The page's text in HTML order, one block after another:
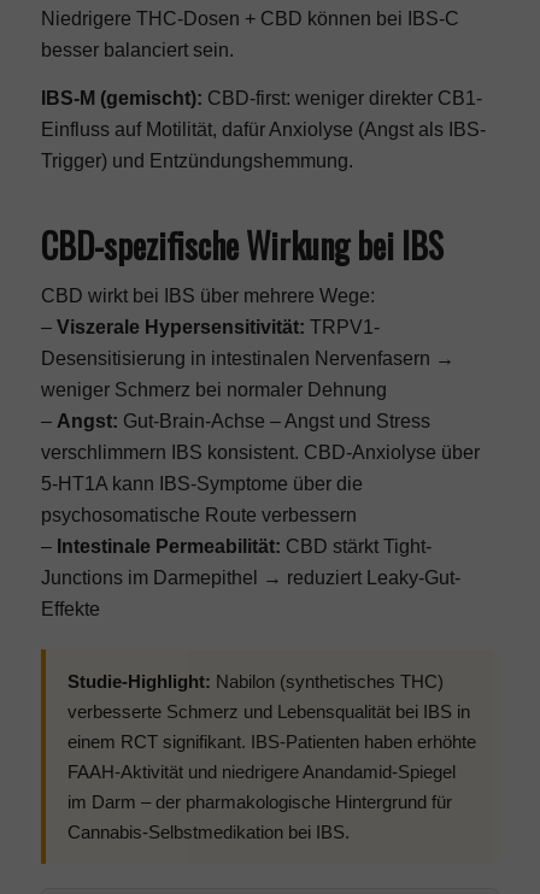
Niedrigere THC-Dosen + CBD können bei IBS-C
besser balanciert sein.
IBS-M (gemischt): CBD-first: weniger direkter CB1-
Einfluss auf Motilität, dafür Anxiolyse (Angst als IBS-
Trigger) und Entzündungshemmung.
CBD-spezifische Wirkung bei IBS
CBD wirkt bei IBS über mehrere Wege:
– Viszerale Hypersensitivität: TRPV1-
Desensitisierung in intestinalen Nervenfasern →
weniger Schmerz bei normaler Dehnung
– Angst: Gut-Brain-Achse – Angst und Stress
verschlimmern IBS konsistent. CBD-Anxiolyse über
5-HT1A kann IBS-Symptome über die
psychosomatische Route verbessern
– Intestinale Permeabilität: CBD stärkt Tight-
Junctions im Darmepithel → reduziert Leaky-Gut-
Effekte
Studie-Highlight: Nabilon (synthetisches THC)
verbesserte Schmerz und Lebensqualität bei IBS in
einem RCT signifikant. IBS-Patienten haben erhöhte
FAAH-Aktivität und niedrigere Anandamid-Spiegel
im Darm – der pharmakologische Hintergrund für
Cannabis-Selbstmedikation bei IBS.